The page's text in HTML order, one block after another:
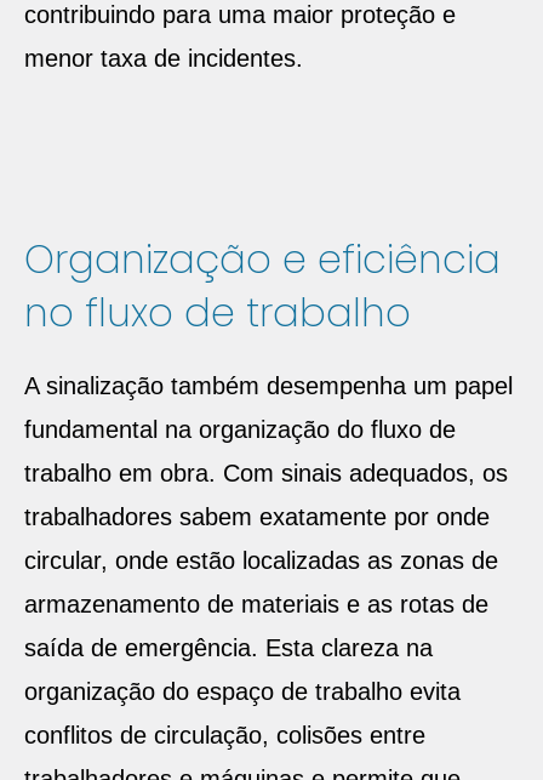
contribuindo para uma maior proteção e
menor taxa de incidentes.
Organização e eficiência
no fluxo de trabalho
A sinalização também desempenha um papel
fundamental na organização do fluxo de
trabalho em obra. Com sinais adequados, os
trabalhadores sabem exatamente por onde
circular, onde estão localizadas as zonas de
armazenamento de materiais e as rotas de
saída de emergência. Esta clareza na
organização do espaço de trabalho evita
conflitos de circulação, colisões entre